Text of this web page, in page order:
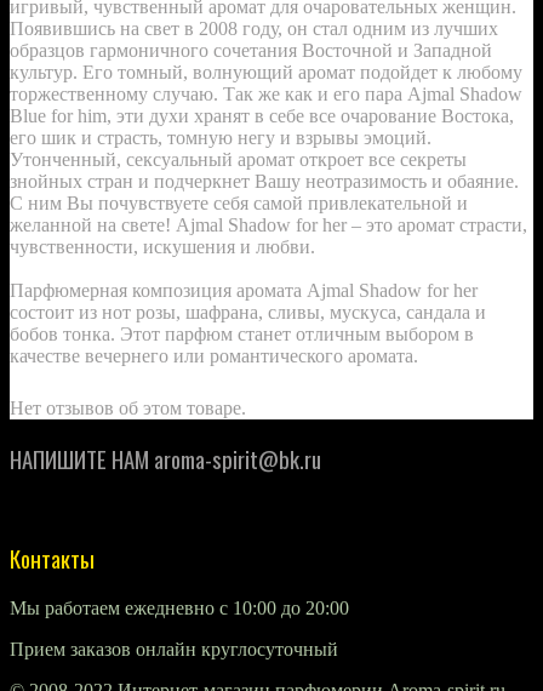
игривый, чувственный аромат для очаровательных женщин.
Появившись на свет в 2008 году, он стал одним из лучших
образцов гармоничного сочетания Восточной и Западной
культур. Его томный, волнующий аромат подойдет к любому
торжественному случаю. Так же как и его пара Ajmal Shadow
Blue for him, эти духи хранят в себе все очарование Востока,
его шик и страсть, томную негу и взрывы эмоций.
Утонченный, сексуальный аромат откроет все секреты
знойных стран и подчеркнет Вашу неотразимость и обаяние.
С ним Вы почувствуете себя самой привлекательной и
желанной на свете! Ajmal Shadow for her – это аромат страсти,
чувственности, искушения и любви.
Парфюмерная композиция аромата Ajmal Shadow for her
состоит из нот розы, шафрана, сливы, мускуса, сандала и
бобов тонка. Этот парфюм станет отличным выбором в
качестве вечернего или романтического аромата.
Нет отзывов об этом товаре.
НАПИШИТЕ НАМ aroma-spirit@bk.ru
Контакты
Мы работаем ежедневно с 10:00 до 20:00
Прием заказов онлайн круглосуточный